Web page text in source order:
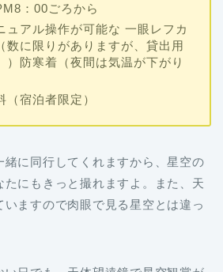
：00ごろから
アル操作が可能な 一眼レフカ
数に限りがありますが、貸出用
）防寒着（夜間は気温が下がり
宿泊者限定）
緒に同行してくれますから、星空の
にもきっと撮れますよ。また、天
ますので肉眼で見る星空とは違っ